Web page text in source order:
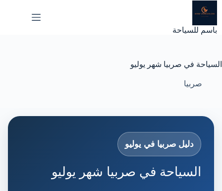
إلى
باسم للسياحة
السياحة في صربيا شهر يوليو
صربيا
دليل صربيا في يوليو
السياحة في صربيا شهر يوليو